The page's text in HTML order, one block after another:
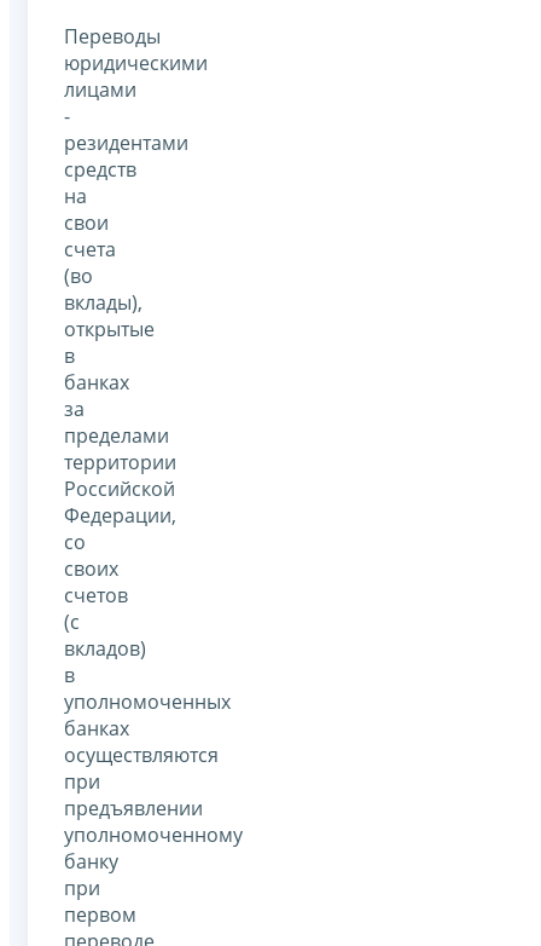
Переводы
юридическими
лицами
-
резидентами
средств
на
свои
счета
(во
вклады),
открытые
в
банках
за
пределами
территории
Российской
Федерации,
со
своих
счетов
(с
вкладов)
в
уполномоченных
банках
осуществляются
при
предъявлении
уполномоченному
банку
при
первом